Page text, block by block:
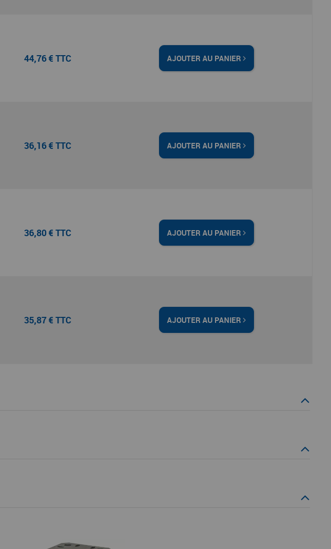
44,76 € TTC AJOUTER AU PANIER
36,16 € TTC AJOUTER AU PANIER
36,80 € TTC AJOUTER AU PANIER
35,87 € TTC AJOUTER AU PANIER